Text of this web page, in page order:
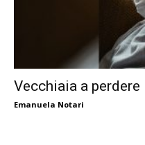
Vecchiaia a perdere
Emanuela Notari